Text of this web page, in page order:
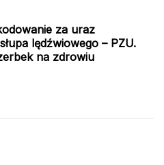
za uraz
lędźwiowego – PZU.
na zdrowiu